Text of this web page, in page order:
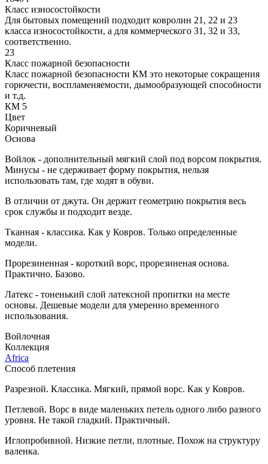
Класс износостойкости
Для бытовых помещений подходит ковролин 21, 22 и 23
класса износостойкости, а для коммерческого 31, 32 и 33,
соответственно.
23
Класс пожарной безопасности
Класс пожарной безопасности КМ это некоторые сокращения
горючести, воспламеняемости, дымообразующей способности
и т.д.
КМ 5
Цвет
Коричневый
Основа
Войлок - дополнительный мягкий слой под ворсом покрытия.
Минусы - не сдерживает форму покрытия, нельзя
использовать там, где ходят в обуви.
В отличии от джута. Он держит геометрию покрытия весь
срок службы и подходит везде.
Тканная - классика. Как у Ковров. Только определенные
модели.
Прорезиненная - короткий ворс, прорезиненая основа.
Практично. Базово.
Латекс - тоненький слой латексной пропитки на месте
основы. Дешевые модели для умеренно временного
использования.
Войлочная
Коллекция
Africa
Способ плетения
Разрезной. Классика. Мягкий, прямой ворс. Как у Ковров.
Петлевой. Ворс в виде маленьких петель одного либо разного
уровня. Не такой гладкий. Практичный.
Иглопробивной. Низкие петли, плотные. Похож на структуру
валенка.